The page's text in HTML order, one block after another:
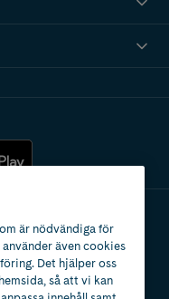
är nödvändiga för
även cookies
Det hjälper oss
så att vi kan